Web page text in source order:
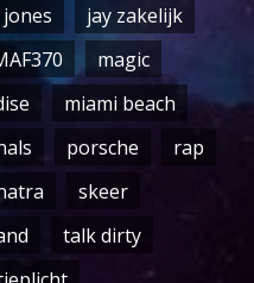
jay zakelijk
magic
miami beach
porsche
rap
skeer
talk dirty